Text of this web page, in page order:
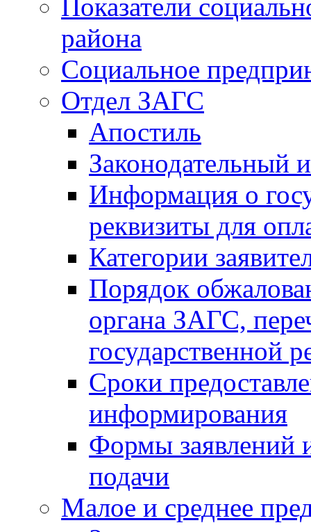
Показатели
района
Социальное
Отдел ЗАГС
Апостиль
Законодательный
Информация о
реквизиты для
Категории
Порядок
органа ЗАГС,
государственной
Сроки
информирования
Формы заявлений
подачи
Малое и среднее